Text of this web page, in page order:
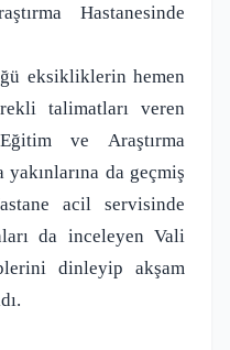
Hastanesinde
eksikliklerin hemen
talimatları veren
ve Araştırma
yakınlarına da geçmiş
acil servisinde
da inceleyen Vali
dinleyip akşam